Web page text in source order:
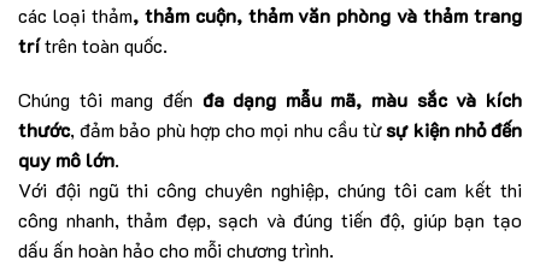
các loại thảm, thảm cuộn, thảm văn phòng và thảm trang
trítrên toàn quốc.
Chúng tôi mang đến đa dạng mẫu mã, màu sắc và kích
thước, đảm bảo phù hợp cho mọi nhu cầu từsự kiện nhỏ đến
quy mô lớn.
Với đội ngũ thi công chuyên nghiệp, chúng tôi cam kết thi
công nhanh, thảm đẹp, sạch và đúng tiến độ, giúp bạn tạo
dấu ấn hoàn hảo cho mỗi chương trình.